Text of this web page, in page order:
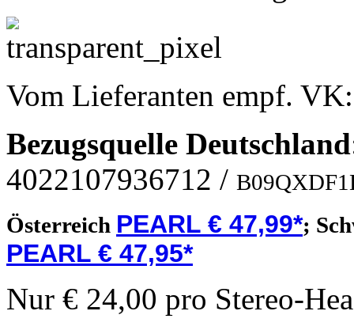
Vom Lieferanten empf.
Bezugsquelle Deutschland
4022107936712 /
Österreich PEARL € 47,99*;
PEARL € 47,95*
Nur € 24,00 pro Stereo-